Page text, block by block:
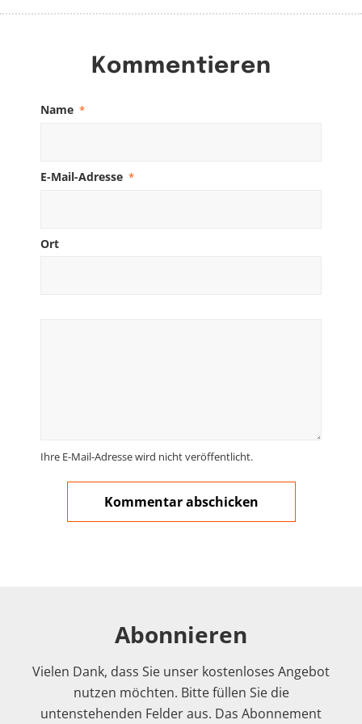
Kommentieren
Name *
E-Mail-Adresse *
Ort
Ihre E-Mail-Adresse wird nicht veröffentlicht.
Abonnieren
Vielen Dank, dass Sie unser kostenloses Angebot
nutzen möchten. Bitte füllen Sie die
untenstehenden Felder aus. Das Abonnement